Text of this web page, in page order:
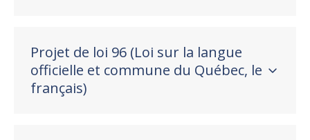
Projet de loi 96 (Loi sur la langue
officielle et commune du Québec, le
français)